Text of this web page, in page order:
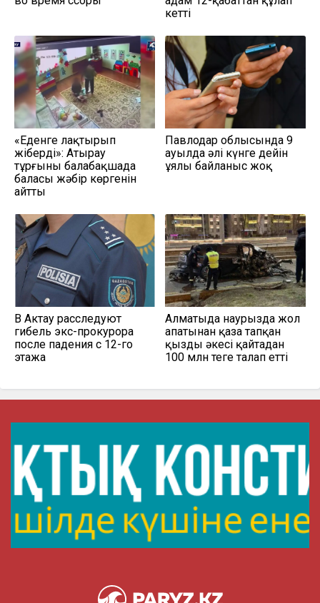
кетті
«Еденге лақтырып
жіберді»: Атырау
тұрғыны балабақшада
баласы жәбір көргенін
айтты
Павлодар облысында 9
ауылда әлі күнге дейін
ұялы байланыс жоқ
В Актау расследуют
гибель экс-прокурора
после падения с 12-го
этажа
Алматыда наурызда жол
апатынан қаза тапқан
қыздың әкесі қайтадан
100 млн теңге талап етті